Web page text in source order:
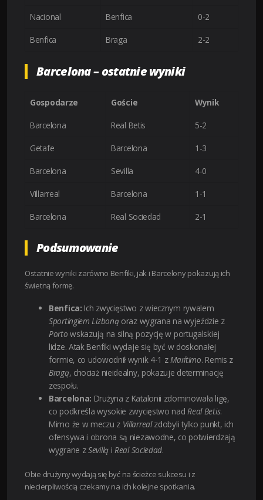
Nacional Benfica 0-2
Benfica Braga 2-2
Barcelona – ostatnie wyniki
Gospodarze Goście Wynik
Barcelona Real Betis 5-2
Getafe Barcelona 1-3
Barcelona Sevilla 4-0
Villarreal Barcelona 1-1
Barcelona Real Sociedad 2-1
Podsumowanie
Ostatnie wyniki zarówno Benfiki, jak i Barcelony pokazują ich
świetną formę.
Benfica: Ich zwycięstwo z wiecznym rywalem
Sportingiem Lizbonąoraz wygrana na wyjeździe z
Porto wskazują na silną pozycję w portugalskiej
lidze. Atak Benfiki wydaje się być w doskonałej
formie, co udowodnił wynik 4-1 zMarítimo. Remis z
Bragą, chociaż nieidealny, pokazuje determinację
zespołu.
Barcelona: Drużyna z Katalonii zdominowała ligę,
co podkreśla wysokie zwycięstwo nadReal Betis.
Mimo że w meczu z Villarrealzdobyli tylko punkt, ich
ofensywa i obrona są niezawodne, co potwierdzają
wygrane zSevilląiReal Sociedad.
Obie drużyny wydają się być na ścieżce sukcesu i z
niecierpliwością czekamy na ich kolejne spotkania.